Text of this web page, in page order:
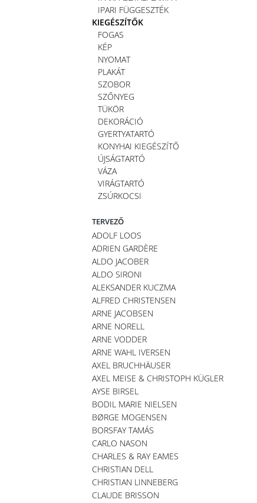
IPARI FÜGGESZTÉK
KIEGÉSZÍTŐK
FOGAS
KÉP
NYOMAT
PLAKÁT
SZOBOR
SZŐNYEG
TÜKÖR
DEKORÁCIÓ
GYERTYATARTÓ
KONYHAI KIEGÉSZÍTŐ
ÚJSÁGTARTÓ
VÁZA
VIRÁGTARTÓ
ZSÚRKOCSI
TERVEZŐ
ADOLF LOOS
ADRIEN GARDÈRE
ALDO JACOBER
ALDO SIRONI
ALEKSANDER KUCZMA
ALFRED CHRISTENSEN
ARNE JACOBSEN
ARNE NORELL
ARNE VODDER
ARNE WAHL IVERSEN
AXEL BRUCHHÄUSER
AXEL MEISE & CHRISTOPH KÜGLER
AYSE BIRSEL
BODIL MARIE NIELSEN
BØRGE MOGENSEN
BORSFAY TAMÁS
CARLO NASON
CHARLES & RAY EAMES
CHRISTIAN DELL
CHRISTIAN LINNEBERG
CLAUDE BRISSON